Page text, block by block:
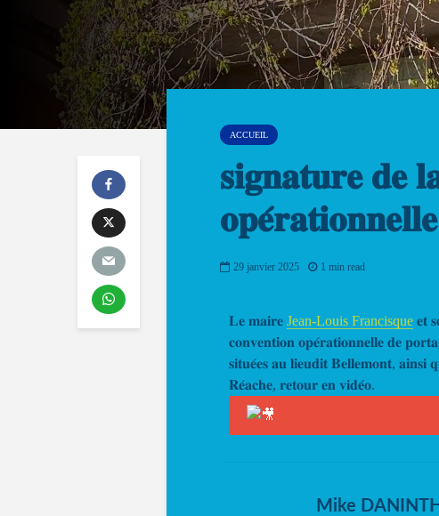
ACCUEIL
𝐬𝐢𝐠𝐧𝐚𝐭𝐮𝐫𝐞 𝐝𝐞
29 janvier 2025 1 min read
𝐋𝐞 𝐦𝐚𝐢𝐫𝐞 Jean-Louis Francisque 𝐞𝐭
𝐜𝐨𝐧𝐯𝐞𝐧𝐭𝐢𝐨𝐧 𝐨𝐩𝐞́𝐫𝐚𝐭𝐢𝐨𝐧𝐧𝐞𝐥𝐥𝐞 𝐝𝐞
𝐬𝐢𝐭𝐮𝐞́𝐞𝐬 𝐚𝐮 𝐥𝐢𝐞𝐮𝐝𝐢𝐭 𝐁𝐞𝐥𝐥𝐞𝐦𝐨𝐧𝐭,
𝐑𝐞́𝐚𝐜𝐡𝐞, 𝐫𝐞𝐭𝐨𝐮𝐫 𝐞𝐧 𝐯𝐢𝐝𝐞́𝐨.
Mike